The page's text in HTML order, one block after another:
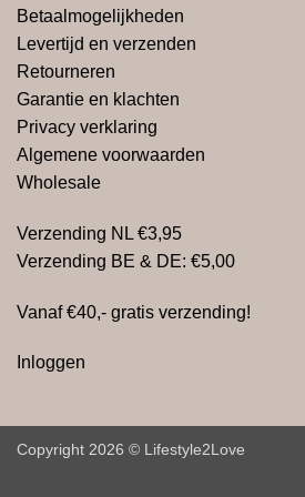
Betaalmogelijkheden
Levertijd en verzenden
Retourneren
Garantie en klachten
Privacy verklaring
Algemene voorwaarden
Wholesale
Verzending NL €3,95
Verzending BE & DE: €5,00
Vanaf €40,- gratis verzending!
Inloggen
Copyright 2026 © Lifestyle2Love